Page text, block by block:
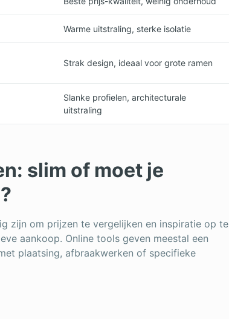
Warme uitstraling, sterke isolatie
Strak design, ideaal voor grote ramen
Slanke profielen, architecturale
uitstraling
slim of moet je
zijn om prijzen te vergelijken en inspiratie op te
aankoop. Online tools geven meestal een
plaatsing, afbraakwerken of specifieke